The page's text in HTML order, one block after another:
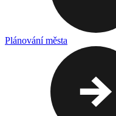
Plánování města